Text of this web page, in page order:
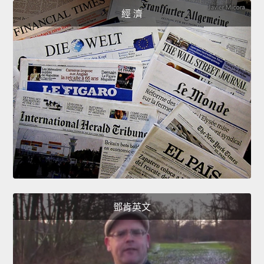
經 濟
鄧肯英文